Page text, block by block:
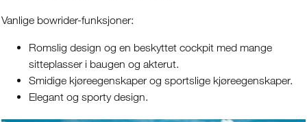
Vanlige bowrider-funksjoner:
Romslig design og en beskyttet cockpit med mange
sitteplasser i baugen og akterut.
Smidige kjøreegenskaper og sportslige kjøreegenskaper.
Elegant og sporty design.